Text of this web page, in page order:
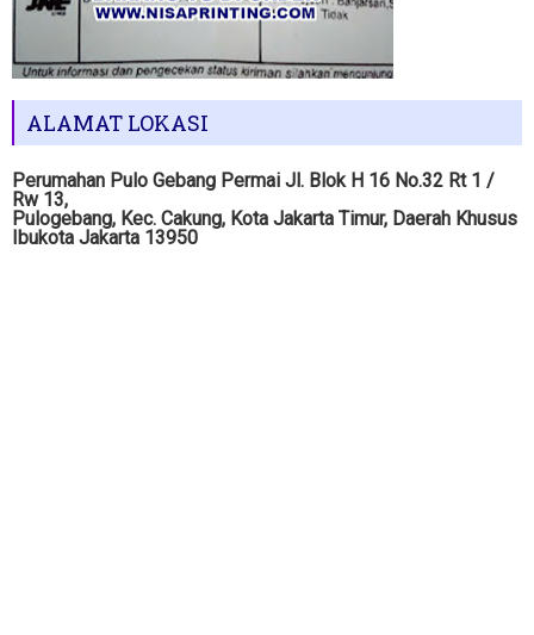
ALAMAT LOKASI
Perumahan Pulo Gebang Permai Jl. Blok H 16 No.32 Rt 1 /
Rw 13,
Pulogebang, Kec. Cakung, Kota Jakarta Timur, Daerah Khusus
Ibukota Jakarta 13950